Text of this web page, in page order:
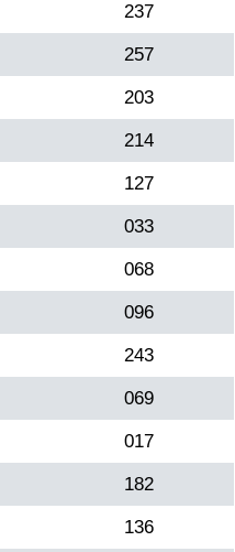
237
257
203
214
127
033
068
096
243
069
017
182
136